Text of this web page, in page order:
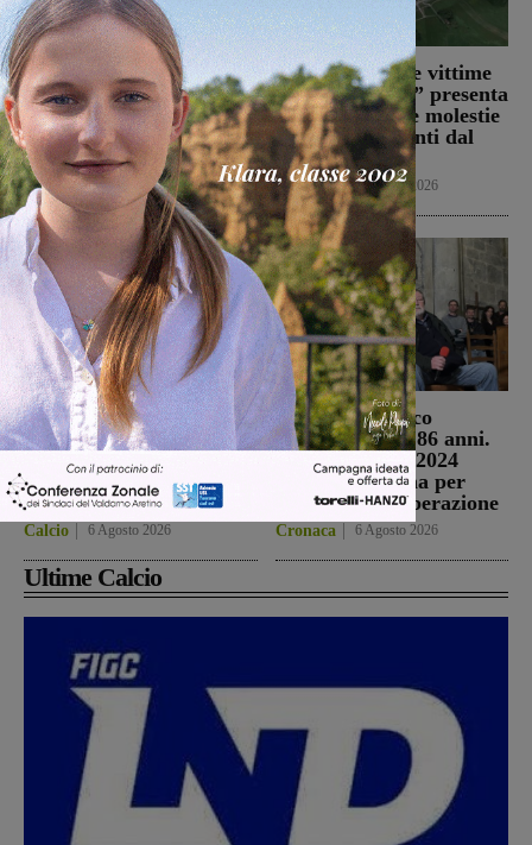
Doppio tamponamento
nel tratto di A1 fra
Firenze sud e Incisa: sei
persone ferite
Cronaca 6 Agosto 2026
Il Comitato “Le vittime
di Podere Rota” presenta
un esposto sulle molestie
olfattive derivanti dal
sito
Cronaca 6 Agosto 2026
Da Toscana, Emilia
Romgna, Umbria e Lazio
le avversarie di
Montevarchi e
Terranuova Traiana
Calcio 6 Agosto 2026
Morto Francesco
Guccini, aveva 86 anni.
Il 25 aprile del 2024
venne a Gropina per
celebrare la Liberazione
Cronaca 6 Agosto 2026
Ultime Calcio